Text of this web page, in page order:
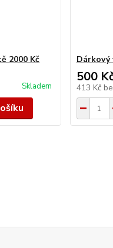
2000 Kč
Skladem
Dárkový
500
413 Kč